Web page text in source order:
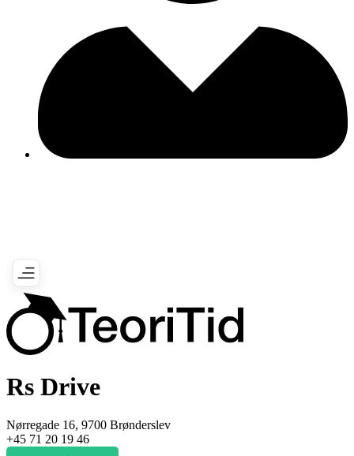
Rs Drive
Nørregade 16, 9700 Brønderslev
+45 71 20 19 46